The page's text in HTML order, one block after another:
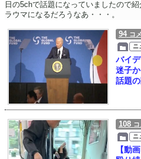
日の5chで話題になっていましたので
ラウマになるだろうなあ・・・。
94 コ
ニ
バイ
迷子
話題の
108
ニ
【動